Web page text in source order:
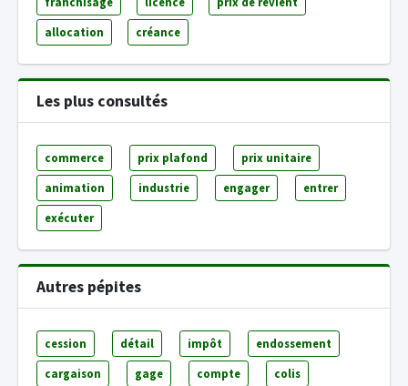
allocation créance
Les plus consultés
commerce prix plafond prix unitaire
animation industrie engager entrer
exécuter
Autres pépites
cession détail impôt endossement
cargaison gage compte colis